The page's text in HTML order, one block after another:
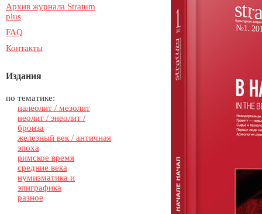
Архив журнала Stratum
plus
FAQ
Контакты
Издания
по тематике:
палеолит / мезолит
неолит / энеолит /
бронза
железный век / античная
эпоха
римское время
средние века
нумизматика и
эпиграфика
разное